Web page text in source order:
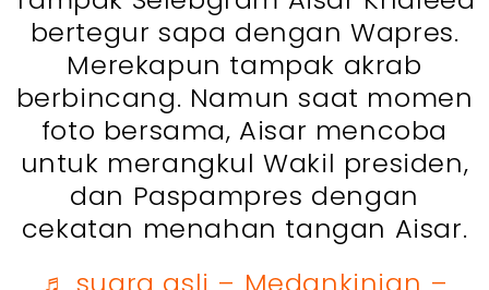
bertegur sapa dengan Wapres.
Merekapun tampak akrab
berbincang. Namun saat momen
foto bersama, Aisar mencoba
untuk merangkul Wakil presiden,
dan Paspampres dengan
cekatan menahan tangan Aisar.
♬ suara asli – Medankinian –